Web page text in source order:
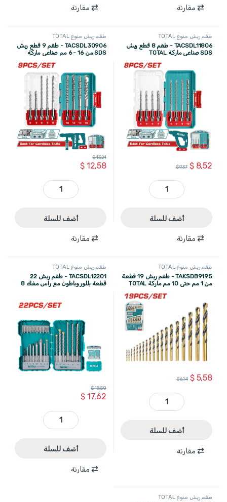
مقارنة مقارنة
طقم ريش منوع TOTAL
TACSDL11806 - طقم 8 قطع ريش
SDS صناعي ماركة TOTAL
$8,52
$9,37
TACSDL11806 - طقم 8 قطع ريش SDS صناعي ماركة TOTAL quantity
أضف للسلة
مقارنة
طقم ريش منوع TOTAL
TACSDL30906 - طقم 9 قطع ريش
SDS من 16 - 6 مم صناعي ماركة
$12,58
$13,21
TACSDL30906 - طقم 9 قطع ريش SDS من 16 - 6 مم صناعي ماركة TOTAL quantity
أضف للسلة
مقارنة
طقم ريش منوع TOTAL
TAKSDB9195 - طقم ريش 19 قطعة
من 1 مم حتى 10 مم ماركة TOTAL
$5,58
$6,14
TAKSDB9195 - طقم ريش 19 قطعة من 1 مم حتى 10 مم ماركة TOTAL quantity
أضف للسلة
مقارنة
طقم ريش منوع TOTAL
TACSDL12201 - طقم ريش 22
قطعة بللور وباطون مع راس مفك 8
$17,62
$18,50
TACSDL12201 - طقم ريش 22 قطعة بللور وباطون مع راس مفك 8 قطع TOTAL quantity
أضف للسلة
مقارنة
طقم ريش منوع TOTAL